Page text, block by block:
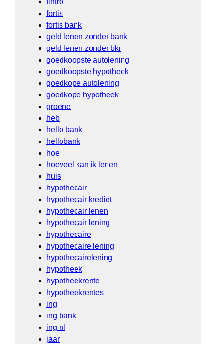
fintro
fortis
fortis bank
geld lenen zonder bank
geld lenen zonder bkr
goedkoopste autolening
goedkoopste hypotheek
goedkope autolening
goedkope hypotheek
groene
heb
hello bank
hellobank
hoe
hoeveel kan ik lenen
huis
hypothecair
hypothecair krediet
hypothecair lenen
hypothecair lening
hypothecaire
hypothecaire lening
hypothecairelening
hypotheek
hypotheekrente
hypotheekrentes
ing
ing bank
ing nl
jaar